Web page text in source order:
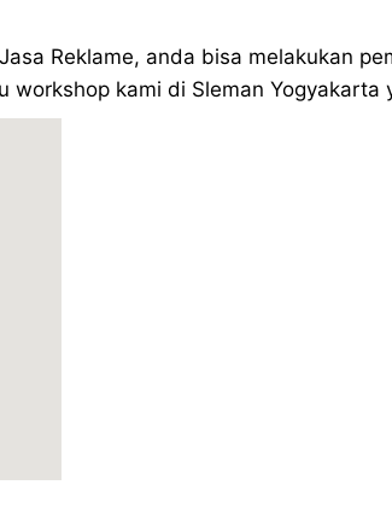
Reklame, anda bisa melakukan
workshop kami di Sleman Yogyakarta